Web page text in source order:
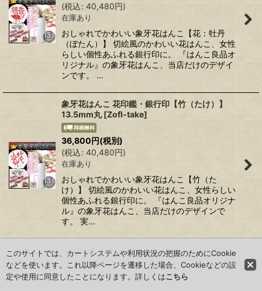
(税込: 40,480円)
在庫あり
おしゃれでかわいい象牙花はんこ【花：牡丹
（ぼたん）】 切絵風のかわいい花はんこ、女性
らしい個性あふれる銀行印に。 『はんこ良品オ
リジナル』の象牙花はんこ、当店だけのデザイ
ンです。 …
象牙花はんこ 花印鑑・銀行印【竹（たけ）】
13.5mm丸 [Zofl-take]
36,800円(税別)
(税込: 40,480円)
在庫あり
おしゃれでかわいい象牙花はんこ【竹（た
け）】 切絵風のかわいい花はんこ、女性らしい
個性あふれる銀行印に。 『はんこ良品オリジナ
ル』の象牙花はんこ、当店だけのデザインで
す。 実…
象牙花はんこ 花印鑑・銀行印【リーフ】
13.5mm丸
[ Zofl-leafe ]
このサイトでは、カートシステムや利用状況の把握のためにCookie
などを使います。これ以降ページを遷移した場合、Cookieなどの設
定や使用に同意したことになります。詳しくはこちら